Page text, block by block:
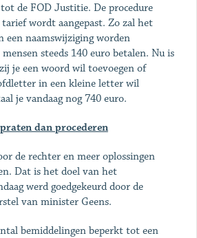
de FOD Justitie. De procedure
wordt aangepast. Zo zal het
een naamswijziging worden
steeds 140 euro betalen. Nu is
je een woord wil toevoegen of
in een kleine letter wil
je vandaag nog 740 euro.
dan procederen
de rechter en meer oplossingen
Dat is het doel van het
werd goedgekeurd door de
van minister Geens.
bemiddelingen beperkt tot een